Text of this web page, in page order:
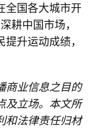
全国各大城市开
耕中国市场，
升运动成绩，
商业信息之目的
及立场。本文所
和法律责任归材